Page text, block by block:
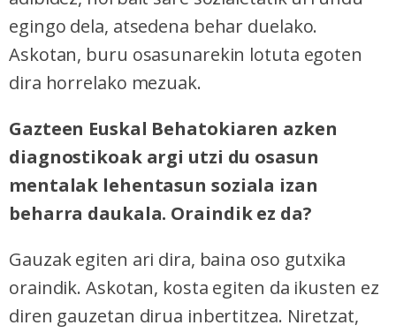
egingo dela, atsedena behar duelako.
Askotan, buru osasunarekin lotuta egoten
dira horrelako mezuak.
Gazteen Euskal Behatokiaren azken
diagnostikoak argi utzi du osasun
mentalak lehentasun soziala izan
beharra daukala. Oraindik ez da?
Gauzak egiten ari dira, baina oso gutxika
oraindik. Askotan, kosta egiten da ikusten ez
diren gauzetan dirua inbertitzea. Niretzat,